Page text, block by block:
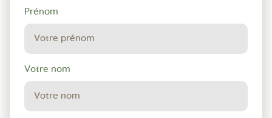
Demande
de
réservation
Prénom
Votre nom